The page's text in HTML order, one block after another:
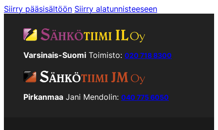
Siirry pääsisältöön Siirry alatunnisteeseen
Varsinais-Suomi Toimisto: 020 718 8300
Pirkanmaa Jani Mendolin: 040 775 6050